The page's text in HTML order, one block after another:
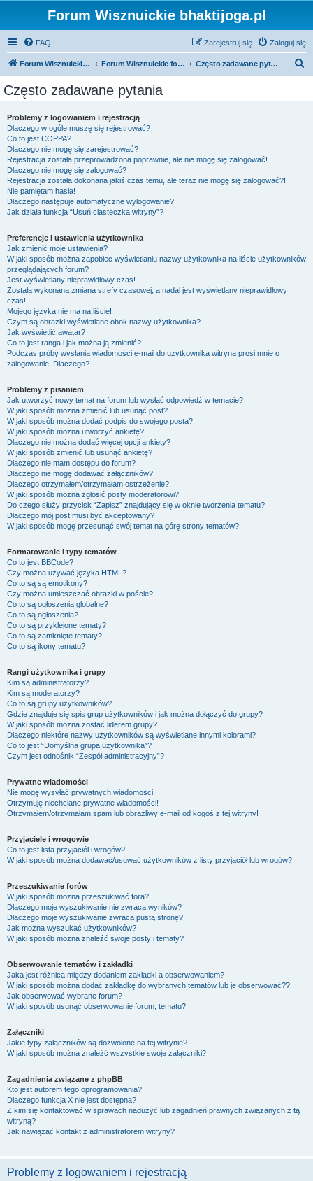
Forum Wisznuickie bhaktijoga.pl
FAQ Zaloguj się
Zarejestruj się
Forum Wisznuickie forum.bhaktijoga.pl Forum Wisznuickie forum.bhaktijoga.pl Często zadawane pytania
Często zadawane pytania
Problemy z logowaniem i rejestracją
Dlaczego w ogóle muszę się rejestrować?
Co to jest COPPA?
Dlaczego nie mogę się zarejestrować?
Rejestracja została przeprowadzona poprawnie, ale nie mogę się zalogować!
Dlaczego nie mogę się zalogować?
Rejestracja została dokonana jakiś czas temu, ale teraz nie mogę się zalogować?!
Nie pamiętam hasła!
Dlaczego następuje automatyczne wylogowanie?
Jak działa funkcja “Usuń ciasteczka witryny”?
Preferencje i ustawienia użytkownika
Jak zmienić moje ustawienia?
W jaki sposób można zapobiec wyświetlaniu nazwy użytkownika na liście użytkowników
przeglądających forum?
Jest wyświetlany nieprawidłowy czas!
Została wykonana zmiana strefy czasowej, a nadal jest wyświetlany nieprawidłowy
czas!
Mojego języka nie ma na liście!
Czym są obrazki wyświetlane obok nazwy użytkownika?
Jak wyświetlić awatar?
Co to jest ranga i jak można ją zmienić?
Podczas próby wysłania wiadomości e-mail do użytkownika witryna prosi mnie o
zalogowanie. Dlaczego?
Problemy z pisaniem
Jak utworzyć nowy temat na forum lub wysłać odpowiedź w temacie?
W jaki sposób można zmienić lub usunąć post?
W jaki sposób można dodać podpis do swojego posta?
W jaki sposób można utworzyć ankietę?
Dlaczego nie można dodać więcej opcji ankiety?
W jaki sposób zmienić lub usunąć ankietę?
Dlaczego nie mam dostępu do forum?
Dlaczego nie mogę dodawać załączników?
Dlaczego otrzymałem/otrzymałam ostrzeżenie?
W jaki sposób można zgłosić posty moderatorowi?
Do czego służy przycisk “Zapisz” znajdujący się w oknie tworzenia tematu?
Dlaczego mój post musi być akceptowany?
W jaki sposób mogę przesunąć swój temat na górę strony tematów?
Formatowanie i typy tematów
Co to jest BBCode?
Czy można używać języka HTML?
Co to są są emotikony?
Czy można umieszczać obrazki w poście?
Co to są ogłoszenia globalne?
Co to są ogłoszenia?
Co to są przyklejone tematy?
Co to są zamknięte tematy?
Co to są ikony tematu?
Rangi użytkownika i grupy
Kim są administratorzy?
Kim są moderatorzy?
Co to są grupy użytkowników?
Gdzie znajduje się spis grup użytkowników i jak można dołączyć do grupy?
W jaki sposób można zostać liderem grupy?
Dlaczego niektóre nazwy użytkowników są wyświetlane innymi kolorami?
Co to jest “Domyślna grupa użytkownika”?
Czym jest odnośnik “Zespół administracyjny”?
Prywatne wiadomości
Nie mogę wysyłać prywatnych wiadomości!
Otrzymuję niechciane prywatne wiadomości!
Otrzymałem/otrzymałam spam lub obraźliwy e-mail od kogoś z tej witryny!
Przyjaciele i wrogowie
Co to jest lista przyjaciół i wrogów?
W jaki sposób można dodawać/usuwać użytkowników z listy przyjaciół lub wrogów?
Przeszukiwanie forów
W jaki sposób można przeszukiwać fora?
Dlaczego moje wyszukiwanie nie zwraca wyników?
Dlaczego moje wyszukiwanie zwraca pustą stronę?!
Jak można wyszukać użytkowników?
W jaki sposób można znaleźć swoje posty i tematy?
Obserwowanie tematów i zakładki
Jaka jest różnica między dodaniem zakładki a obserwowaniem?
W jaki sposób można dodać zakładkę do wybranych tematów lub je obserwować??
Jak obserwować wybrane forum?
W jaki sposób usunąć obserwowanie forum, tematu?
Załączniki
Jakie typy załączników są dozwolone na tej witrynie?
W jaki sposób można znaleźć wszystkie swoje załączniki?
Zagadnienia związane z phpBB
Kto jest autorem tego oprogramowania?
Dlaczego funkcja X nie jest dostępna?
Z kim się kontaktować w sprawach nadużyć lub zagadnień prawnych związanych z tą
witryną?
Jak nawiązać kontakt z administratorem witryny?
Problemy z logowaniem i rejestracją